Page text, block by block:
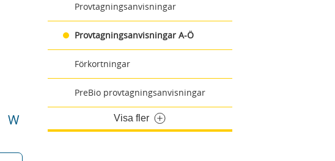
Provtagningsanvisningar
Provtagningsanvisningar A-Ö
Förkortningar
PreBio provtagningsanvisningar
Visa fler
W